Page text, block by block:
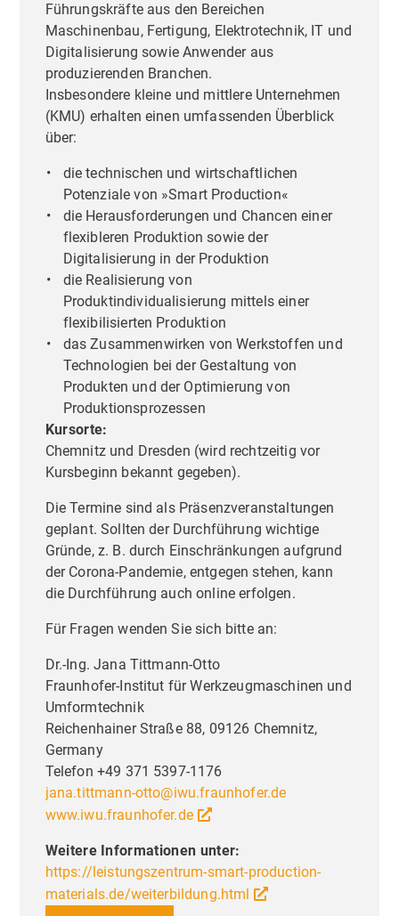
Führungskräfte aus den Bereichen
Maschinenbau, Fertigung, Elektrotechnik, IT und
Digitalisierung sowie Anwender aus
produzierenden Branchen.
Insbesondere kleine und mittlere Unternehmen
(KMU) erhalten einen umfassenden Überblick
über:
die technischen und wirtschaftlichen
Potenziale von »Smart Production«
die Herausforderungen und Chancen einer
flexibleren Produktion sowie der
Digitalisierung in der Produktion
die Realisierung von
Produktindividualisierung mittels einer
flexibilisierten Produktion
das Zusammenwirken von Werkstoffen und
Technologien bei der Gestaltung von
Produkten und der Optimierung von
Produktionsprozessen
Kursorte:
Chemnitz und Dresden (wird rechtzeitig vor
Kursbeginn bekannt gegeben).
Die Termine sind als Präsenzveranstaltungen
geplant. Sollten der Durchführung wichtige
Gründe, z. B. durch Einschränkungen aufgrund
der Corona-Pandemie, entgegen stehen, kann
die Durchführung auch online erfolgen.
Für Fragen wenden Sie sich bitte an:
Dr.-Ing. Jana Tittmann-Otto
Fraunhofer-Institut für Werkzeugmaschinen und
Umformtechnik
Reichenhainer Straße 88, 09126 Chemnitz,
Germany
Telefon +49 371 5397-1176
jana.tittmann-otto@iwu.fraunhofer.de
www.iwu.fraunhofer.de
Weitere Informationen unter:
https://leistungszentrum-smart-production-
materials.de/weiterbildung.html
Liebe Besucher,
Diese Seite nutzt Website Tracking-
Technologien von Dritten, um ihre
Dienste anzubieten, stetig zu verbessern
und Werbung entsprechend der
damit einverstanden und kann meine
Einwilligung jederzeit mit Wirkung für die
Zukunft widerrufen oder ändern.